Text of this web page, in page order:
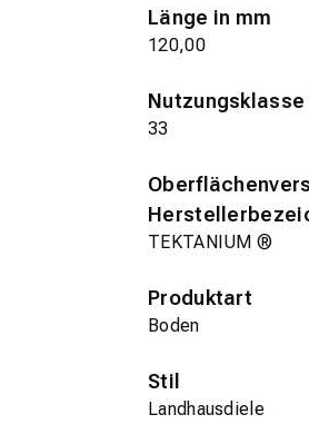
Länge in mm
120,00
33
TEKTANIUM ®
Produktart
Boden
Stil
Landhausdiele